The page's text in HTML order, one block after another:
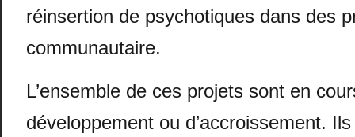
réinsertion de psychotiques dans des
communautaire.
L’ensemble de ces projets sont en
développement ou d’accroissement. Ils